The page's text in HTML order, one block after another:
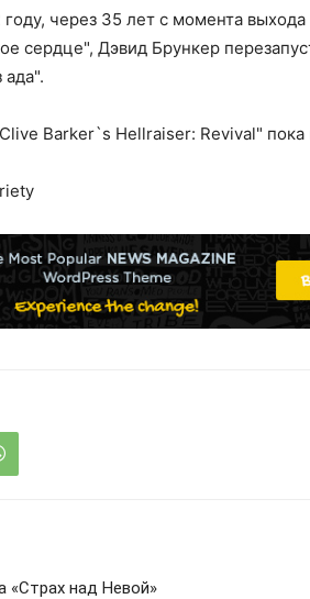
через 35 лет с момента
сердце", Дэвид Брункер
Barker`s Hellraiser: Revival" пока
«Страх над Невой»